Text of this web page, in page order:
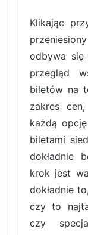
Klikając
odbywa się
przegląd
biletów na
zakres
każdą
biletami
dokładnie
krok jest
dokładnie
czy to
czy